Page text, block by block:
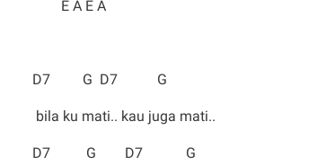
E A E A
D7 G D7 G
bila ku mati.. kau juga mati..
D7 G D7 G